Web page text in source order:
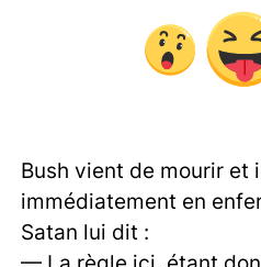
Bush vient de mourir et
immédiatement en
Satan lui dit :